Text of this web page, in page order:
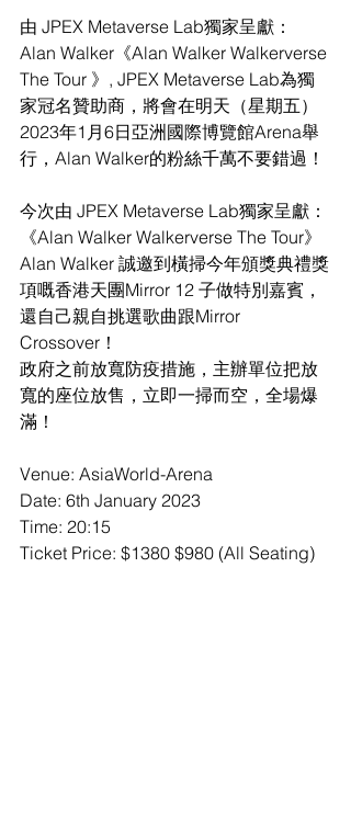
由 JPEX Metaverse Lab獨家呈獻：
Alan Walker《Alan Walker Walkerverse
The Tour 》, JPEX Metaverse Lab為獨
家冠名贊助商，將會在明天（星期五）
2023年1月6日亞洲國際博覽館Arena舉
行，Alan Walker的粉絲千萬不要錯過！
今次由 JPEX Metaverse Lab獨家呈獻：
《Alan Walker Walkerverse The Tour》
Alan Walker 誠邀到橫掃今年頒獎典禮獎
項嘅香港天團Mirror 12 子做特別嘉賓，
還自己親自挑選歌曲跟Mirror
Crossover！
政府之前放寬防疫措施，主辦單位把放
寬的座位放售，立即一掃而空，全場爆
滿！
Venue: AsiaWorld-Arena
Date: 6th January 2023
Time: 20:15
Ticket Price: $1380 $980 (All Seating)